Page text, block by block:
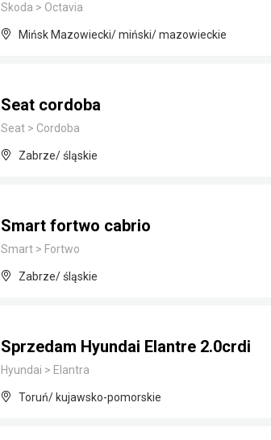
Skoda > Octavia
Mińsk Mazowiecki/ miński/ mazowieckie
Seat cordoba
Seat > Cordoba
Zabrze/ śląskie
Smart fortwo cabrio
Smart > Fortwo
Zabrze/ śląskie
Sprzedam Hyundai Elantre 2.0crdi
Hyundai > Elantra
Toruń/ kujawsko-pomorskie